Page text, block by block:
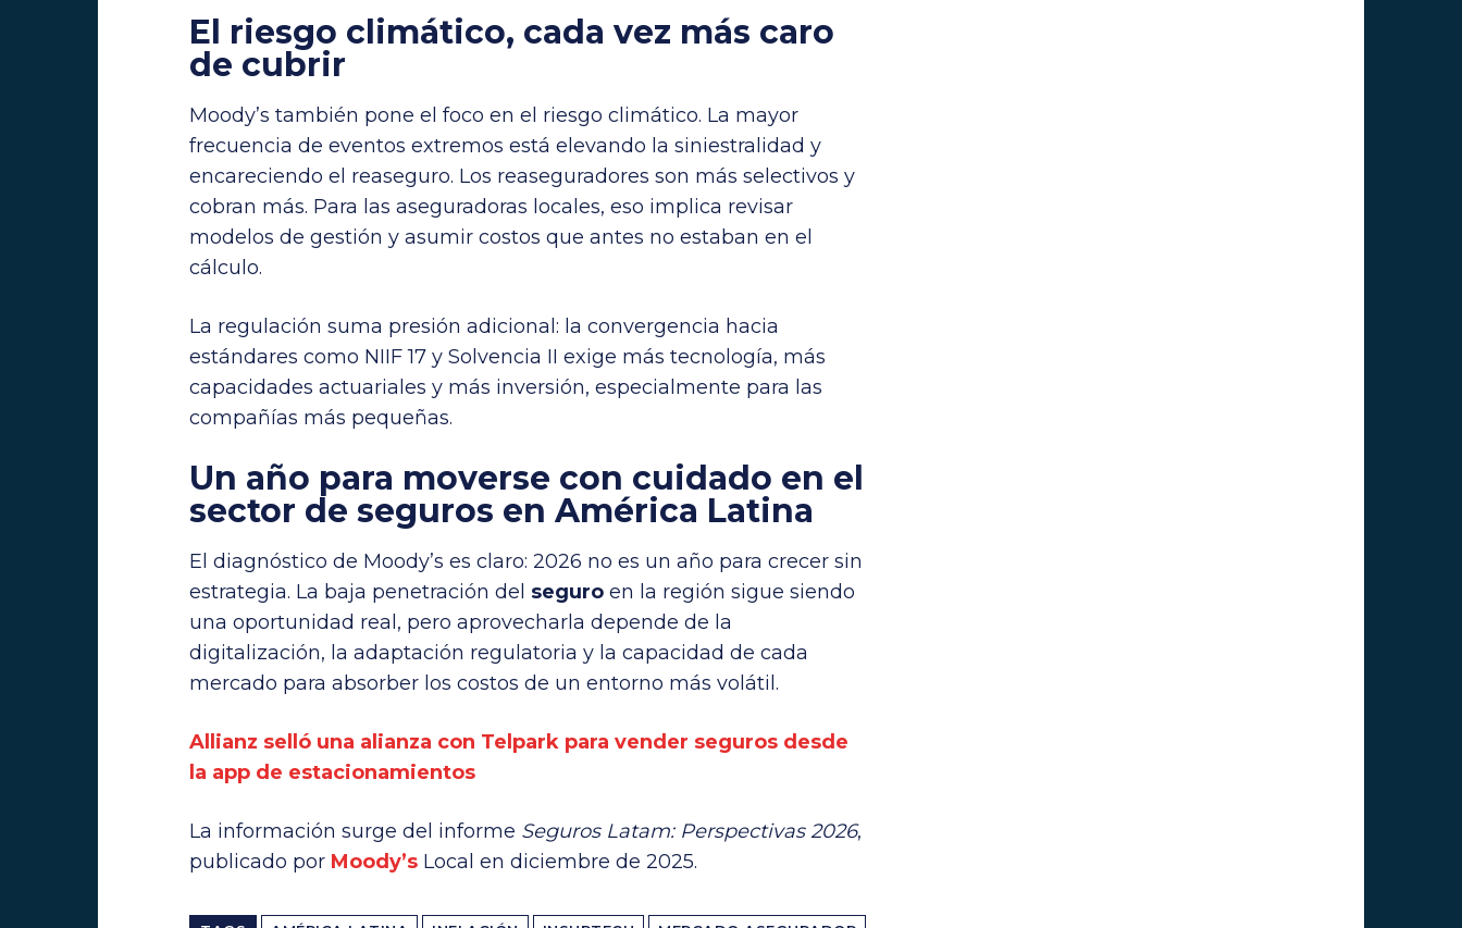
El riesgo climático, cada vez más caro
de cubrir
Moody’s también pone el foco en el riesgo climático. La mayor
frecuencia de eventos extremos está elevando la siniestralidad y
encareciendo el reaseguro. Los reaseguradores son más selectivos y
cobran más. Para las aseguradoras locales, eso implica revisar
modelos de gestión y asumir costos que antes no estaban en el
cálculo.
La regulación suma presión adicional: la convergencia hacia
estándares como NIIF 17 y Solvencia II exige más tecnología, más
capacidades actuariales y más inversión, especialmente para las
compañías más pequeñas.
Un año para moverse con cuidado en el
sector de seguros en América Latina
El diagnóstico de Moody’s es claro: 2026 no es un año para crecer sin
estrategia. La baja penetración del seguro en la región sigue siendo
una oportunidad real, pero aprovecharla depende de la
digitalización, la adaptación regulatoria y la capacidad de cada
mercado para absorber los costos de un entorno más volátil.
Allianz selló una alianza con Telpark para vender seguros desde
la app de estacionamientos
La información surge del informe Seguros Latam: Perspectivas 2026,
publicado por Moody’s Local en diciembre de 2025.